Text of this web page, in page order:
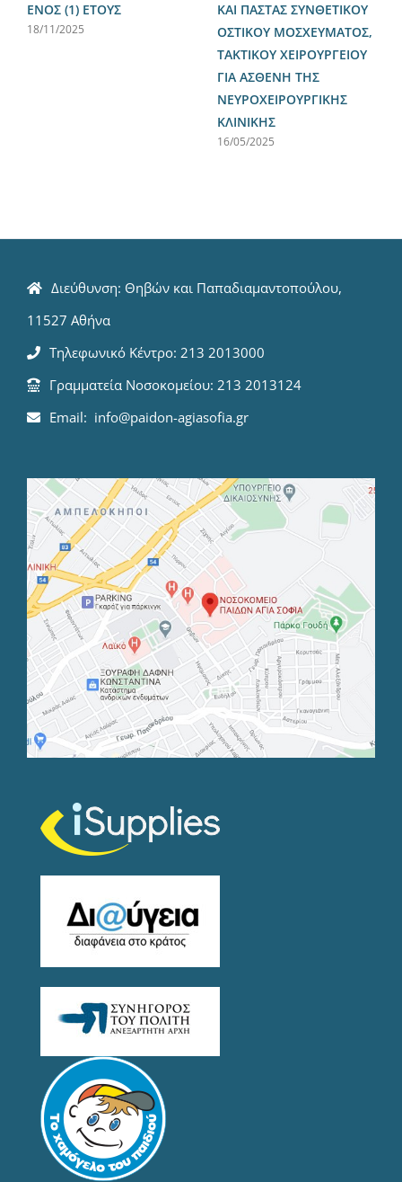
ΕΝΟΣ (1) ΕΤΟΥΣ
18/11/2025
ΚΑΙ ΠΑΣΤΑΣ ΣΥΝΘΕΤΙΚΟΥ
ΟΣΤΙΚΟΥ ΜΟΣΧΕΥΜΑΤΟΣ,
ΤΑΚΤΙΚΟΥ ΧΕΙΡΟΥΡΓΕΙΟΥ
ΓΙΑ ΑΣΘΕΝΗ ΤΗΣ
ΝΕΥΡΟΧΕΙΡΟΥΡΓΙΚΗΣ
ΚΛΙΝΙΚΗΣ
16/05/2025
Διεύθυνση: Θηβών και Παπαδιαμαντοπούλου,
11527 Αθήνα
Τηλεφωνικό Κέντρο: 213 2013000
Γραμματεία Νοσοκομείου: 213 2013124
Email: info@paidon-agiasofia.gr